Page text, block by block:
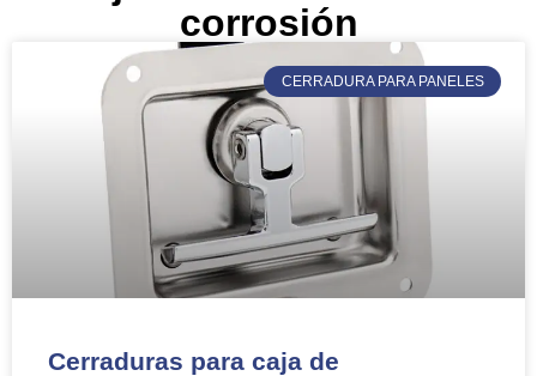
corrosión
CERRADURA PARA PANELES
Cerraduras para caja de